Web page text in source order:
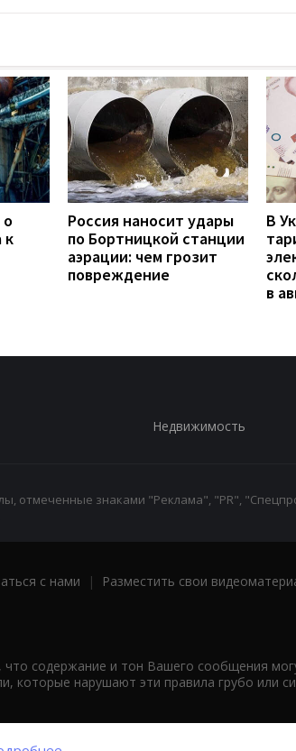
о
к
Россия наносит удары
по Бортницкой станции
аэрации: чем грозит
повреждение
В
в
Недвижимость
отмеченные знаками "Реклама", "PR",
с нами | Разместить свои
содержание и тон Вашего сообщения
нарушают эти правила грубо или